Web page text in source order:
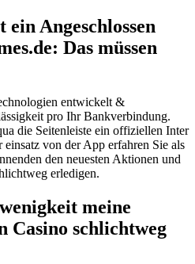
Angeschlossen
Das müssen
entwickelt &
pro Ihr Bankverbindung.
die Seitenleiste ein offiziellen Inter
von der App erfahren Sie als
den neuesten Aktionen und
erledigen.
meine
Casino schlichtweg